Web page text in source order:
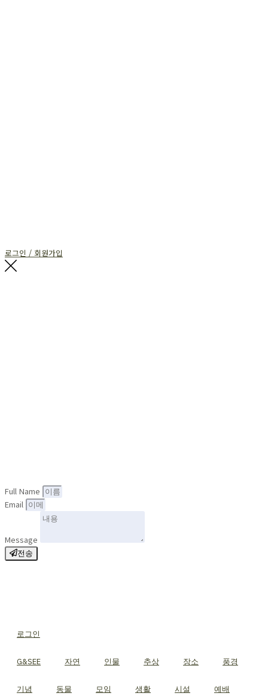
로그인 / 회원가입
Full Name
Email
Message
전송
로그인
G&SEE 자연 인물 추상 장소 풍경
기념 동물 모임 생활 시설 예배